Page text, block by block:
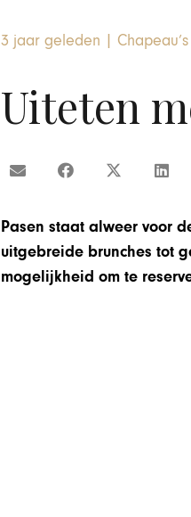
3 jaar geleden |
Uiteten
Pasen staat alweer voor
uitgebreide brunches tot
mogelijkheid om te